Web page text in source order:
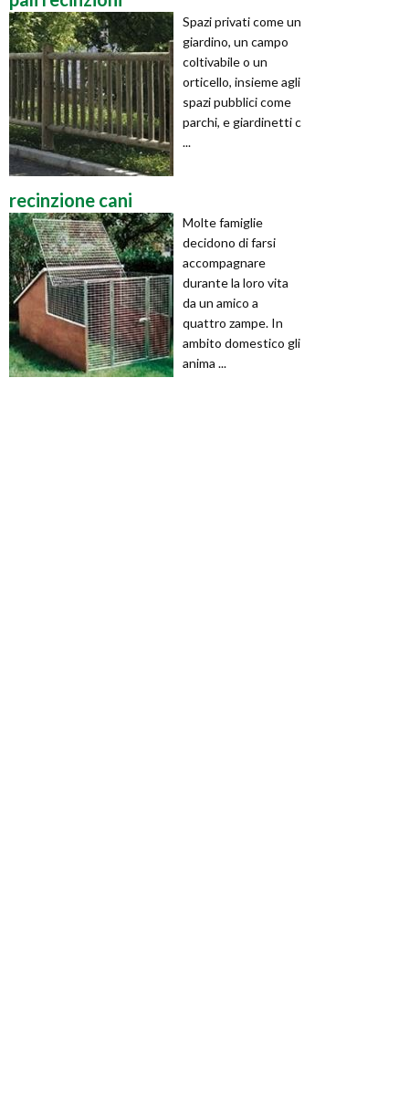
Spazi privati come un
giardino, un campo
coltivabile o un
orticello, insieme agli
spazi pubblici come
parchi, e giardinetti c
...
recinzione cani
Molte famiglie
decidono di farsi
accompagnare
durante la loro vita
da un amico a
quattro zampe. In
ambito domestico gli
anima ...